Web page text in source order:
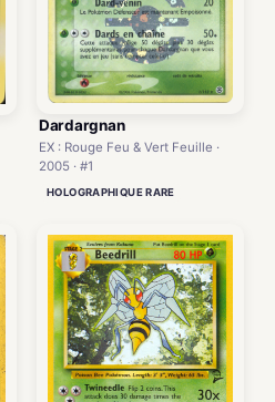
Dardargnan
EX : Rouge Feu & Vert Feuille ·
2005 · #1
HOLOGRAPHIQUE RARE